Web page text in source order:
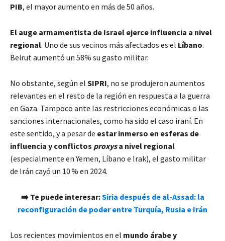
PIB, el mayor aumento en más de 50 años.
El auge armamentista de Israel ejerce influencia a nivel
regional. Uno de sus vecinos más afectados es el Líbano.
Beirut aumentó un 58% su gasto militar.
No obstante, según el SIPRI, no se produjeron aumentos
relevantes en el resto de la región en respuesta a la guerra
en Gaza. Tampoco ante las restricciones económicas o las
sanciones internacionales, como ha sido el caso iraní. En
este sentido, y a pesar de estar inmerso en esferas de
influencia y conflictos proxysa nivel regional
(especialmente en Yemen, Líbano e Irak), el gasto militar
de Irán cayó un 10 % en 2024.
➡️ Te puede interesar:Siria después de al-Assad: la
reconfiguración de poder entre Turquía, Rusia e Irán
Los recientes movimientos en el mundo árabe y